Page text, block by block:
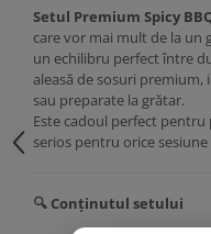
Setul Premium Spicy
care vor mai mult de la un
un echilibru perfect între
aleasă de sosuri premium,
sau preparate la grătar.
Este cadoul perfect
serios pentru orice
🔍 Conținutul setului